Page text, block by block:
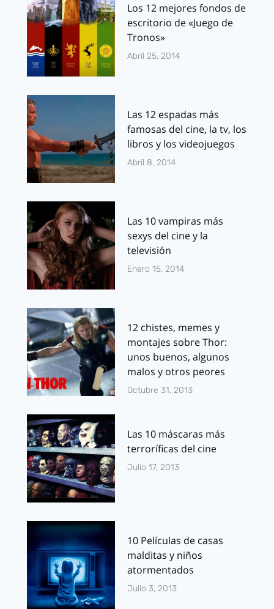
Los 12 mejores fondos de
escritorio de «Juego de
Tronos»
Abril 25, 2014
Las 12 espadas más
famosas del cine, la tv, los
libros y los videojuegos
Abril 8, 2014
Las 10 vampiras más
sexys del cine y la
televisión
Enero 15, 2014
12 chistes, memes y
montajes sobre Thor:
unos buenos, algunos
malos y otros peores
Octubre 31, 2013
Las 10 máscaras más
terroríficas del cine
Julio 17, 2013
10 Películas de casas
malditas y niños
atormentados
Julio 3, 2013